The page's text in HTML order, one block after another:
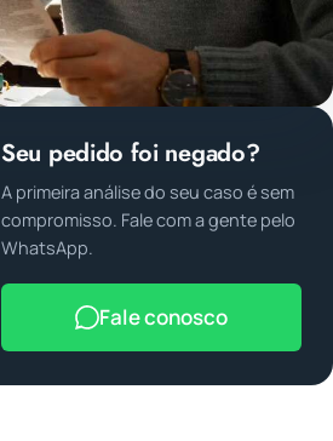
Seu pedido foi negado?
A primeira análise do seu caso é sem
compromisso. Fale com a gente pelo
WhatsApp.
Fale conosco